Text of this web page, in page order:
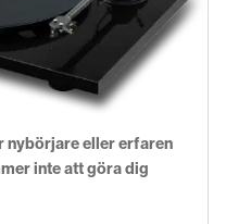
nybörjare eller erfaren
inte att göra dig